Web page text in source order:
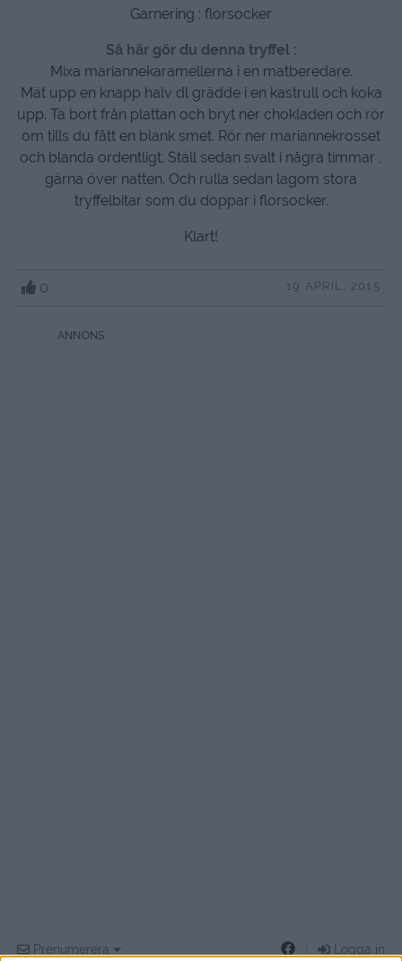
Garnering : florsocker
Så här gör du denna tryffel :
Mixa mariannekaramellerna i en matberedare.
Mät upp en knapp halv dl grädde i en kastrull och koka
upp. Ta bort från plattan och bryt ner chokladen och rör
om tills du fått en blank smet. Rör ner mariannekrosset
och blanda ordentligt. Ställ sedan svalt i några timmar ,
gärna över natten. Och rulla sedan lagom stora
tryffelbitar som du doppar i florsocker.
Klart!
0 19 APRIL, 2015
Prenumerera Logga in